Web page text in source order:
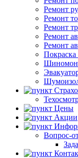
Ремонт
Ремонт
Ремонт
Ремонт
Ремонт
Покраска
Цены
Акции
Вопрос-